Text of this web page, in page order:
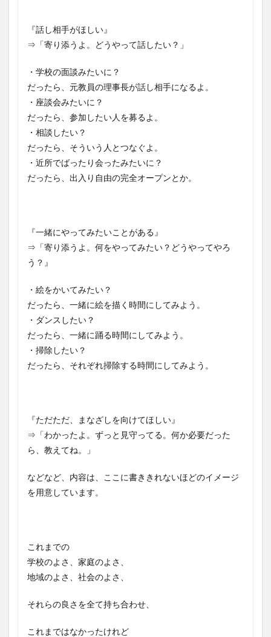
『話し相手がほしい』
⇒「寄り添うよ。どうやって話したい？」
・学校の面談みたいに？
だったら、元教員の理事長が話し相手になるよ。
・座談会みたいに？
だったら、参加したい人を募るよ。
・相談したい？
だったら、そういう人とつなぐよ。
・近所でばったり会ったみたいに？
だったら、出入り自由の完全オープンとか。
『一緒にやってみたいことがある』
⇒「寄り添うよ。何をやってみたい？どうやってやろ
う？』
・絵をかいてみたい？
だったら、一緒に絵を描く時間にしてみよう。
・ダンスしたい？
だったら、一緒に踊る時間にしてみよう。
・掃除したい？
だったら、それぞれ掃除する時間にしてみよう。
『ただただ、まなざしを向けてほしい』
⇒「わかったよ。ずっと見守ってる。何か必要だった
ら、教えてね。」
などなど、内容は、ここに書ききれないほどのイメージ
を用意しています。
これまでの
学校のよさ、家庭のよさ、
地域のよさ、社会のよさ、
それらの良さを全て持ち合わせ、
これまではなかったけれど